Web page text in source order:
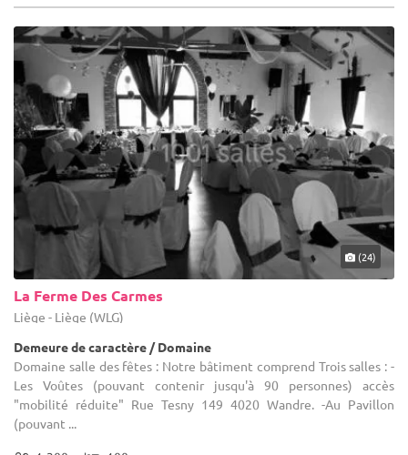
(24)
La Ferme Des Carmes
Liège - Liège (WLG)
Demeure de caractère / Domaine
Domaine salle des fêtes : Notre bâtiment comprend Trois salles : -
Les Voûtes (pouvant contenir jusqu'à 90 personnes) accès
"mobilité réduite" Rue Tesny 149 4020 Wandre. -Au Pavillon
(pouvant ...